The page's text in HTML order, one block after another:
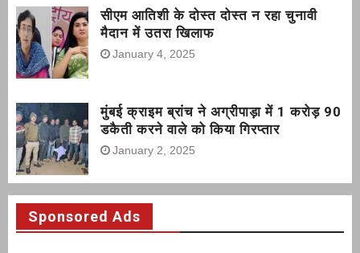
सीएम आतिशी के दोस्त दोस्त न रहा चुनावी
मैदान में उतरा खिलाफ
January 4, 2025
मुंबई क्राइम ब्रांच ने अग्रीपाड़ा में 1 करोड़ 90
डकैती करने वाले को किया गिरप्तार
January 2, 2025
Sponsored Ads